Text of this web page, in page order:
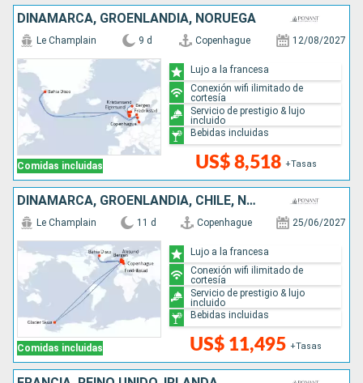
DINAMARCA, GROENLANDIA, NORUEGA
Comidas incluidas
Le Champlain 9 d Copenhague 12/08/2027
US$ 8,518 +Tasas
Lujo a la francesa
Conexión wifi ilimitado de
cortesía
Servicio de prestigio & lujo
incluido
Bebidas incluidas
DINAMARCA, GROENLANDIA, CHILE, NORUEGA
Comidas incluidas
Le Champlain 11 d Copenhague 25/06/2027
US$ 11,495 +Tasas
Lujo a la francesa
Conexión wifi ilimitado de
cortesía
Servicio de prestigio & lujo
incluido
Bebidas incluidas